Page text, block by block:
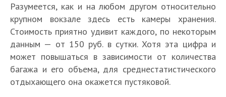
Разумеется, как и на любом другом относительно
крупном вокзале здесь есть камеры хранения.
Стоимость приятно удивит каждого, по некоторым
данным — от 150 руб. в сутки. Хотя эта цифра и
может повышаться в зависимости от количества
багажа и его объема, для среднестатистического
отдыхающего она окажется пустяковой.